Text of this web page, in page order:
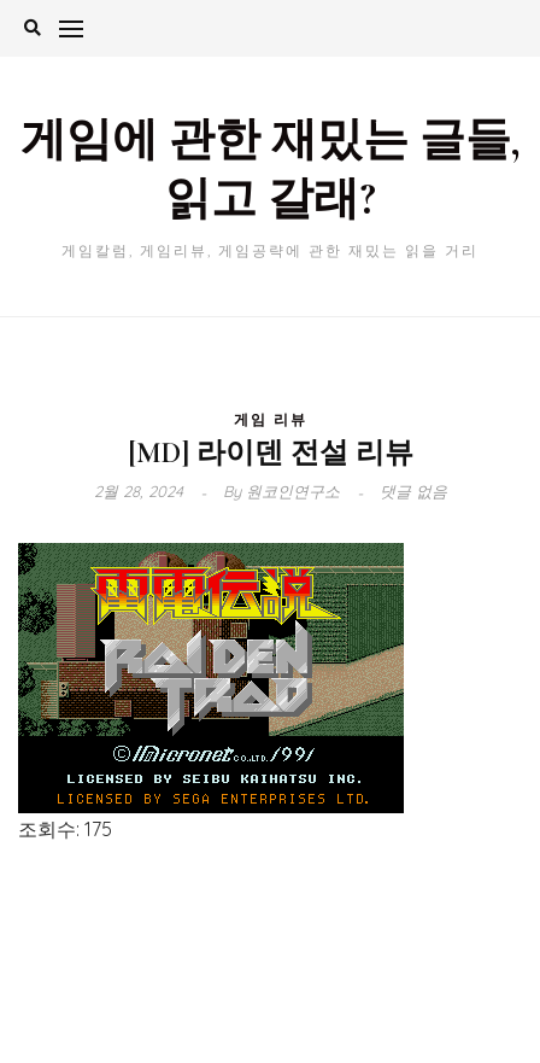
Skip
게임에 관한 재밌는 글들,
읽고 갈래?
게임칼럼, 게임리뷰, 게임공략에 관한 재밌는 읽을 거리
게임 리뷰
[MD] 라이덴 전설 리뷰
2월 28, 2024 By원코인연구소 댓글 없음
조회수: 175